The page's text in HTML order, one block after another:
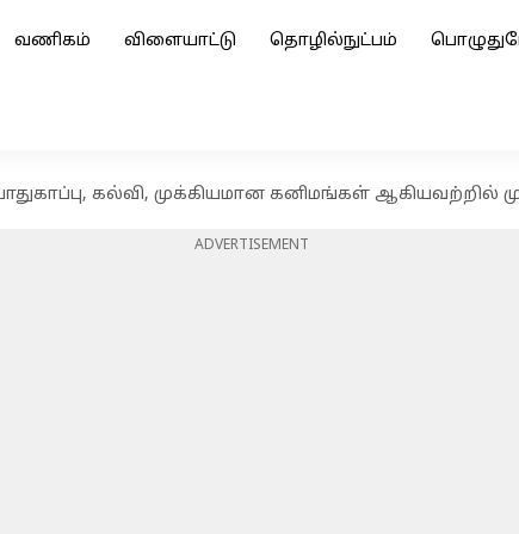
வணிகம் விளையாட்டு தொழில்நுட்பம்
கல்வி, முக்கியமான கனிமங்கள் ஆகியவற்றில்
ADVERTISEMENT